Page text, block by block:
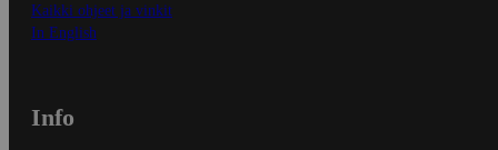
Kaikki ohjeet ja vinkit
In English
Info